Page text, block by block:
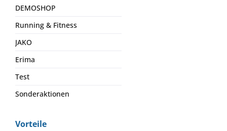
DEMOSHOP
Running & Fitness
JAKO
Erima
Test
Sonderaktionen
Vorteile